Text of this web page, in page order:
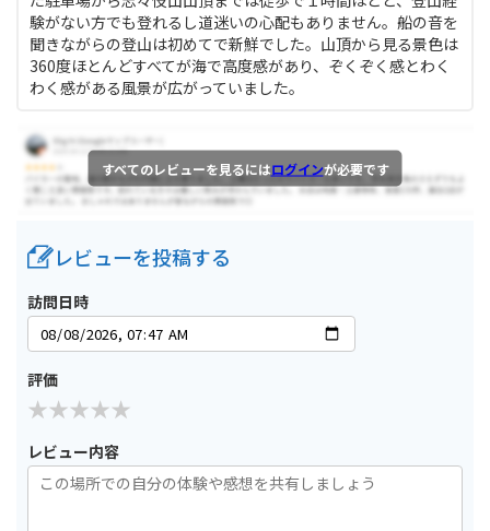
験がない方でも登れるし道迷いの心配もありません。船の音を
聞きながらの登山は初めてで新鮮でした。山頂から見る景色は
360度ほとんどすべてが海で高度感があり、ぞくぞく感とわく
わく感がある風景が広がっていました。
すべてのレビューを見るにはログインが必要です
レビューを投稿する
訪問日時
評価
レビュー内容